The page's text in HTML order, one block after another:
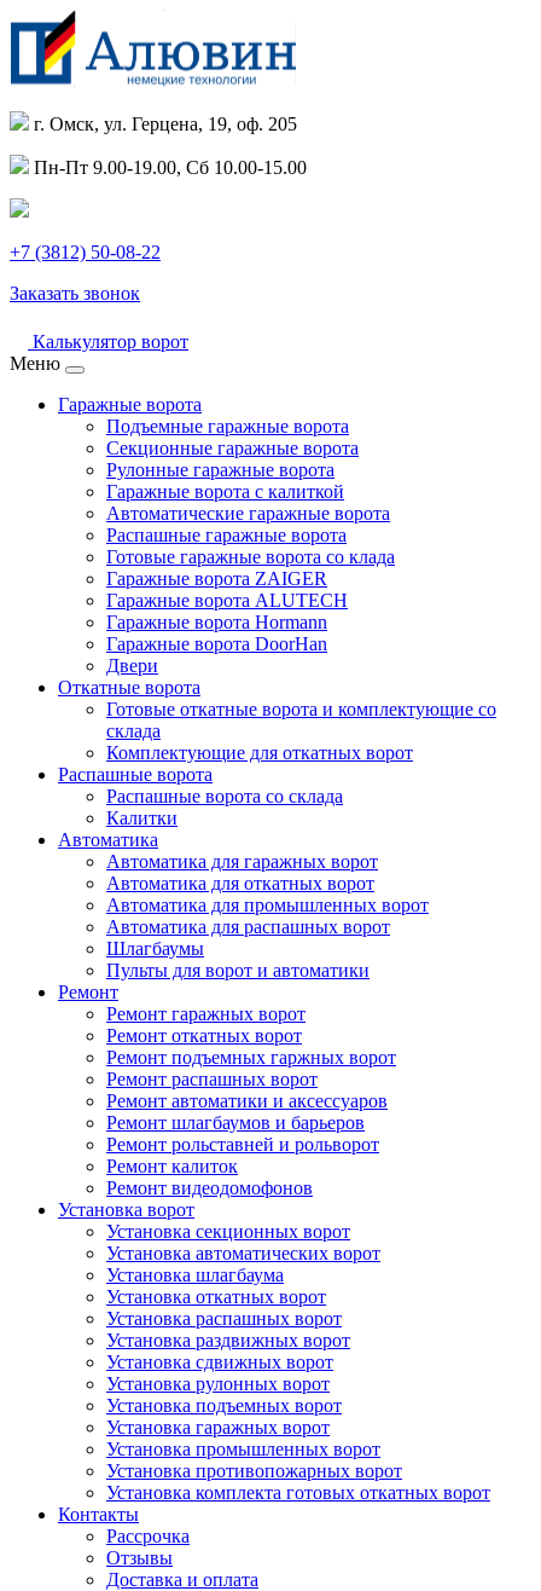
г. Омск, ул. Герцена, 19, оф. 205
Пн-Пт 9.00-19.00, Сб 10.00-15.00
+7 (3812) 50-08-22
Заказать звонок
Калькулятор ворот
Меню
Гаражные ворота
Подъемные гаражные ворота
Секционные гаражные ворота
Рулонные гаражные ворота
Гаражные ворота с калиткой
Автоматические гаражные ворота
Распашные гаражные ворота
Готовые гаражные ворота со клада
Гаражные ворота ZAIGER
Гаражные ворота ALUTECH
Гаражные ворота Hormann
Гаражные ворота DoorHan
Двери
Откатные ворота
Готовые откатные ворота и комплектующие со
склада
Комплектующие для откатных ворот
Распашные ворота
Распашные ворота со склада
Калитки
Автоматика
Автоматика для гаражных ворот
Автоматика для откатных ворот
Автоматика для промышленных ворот
Автоматика для распашных ворот
Шлагбаумы
Пульты для ворот и автоматики
Ремонт
Ремонт гаражных ворот
Ремонт откатных ворот
Ремонт подъемных гаржных ворот
Ремонт распашных ворот
Ремонт автоматики и аксессуаров
Ремонт шлагбаумов и барьеров
Ремонт рольставней и рольворот
Ремонт калиток
Ремонт видеодомофонов
Установка ворот
Установка секционных ворот
Установка автоматических ворот
Установка шлагбаума
Установка откатных ворот
Установка распашных ворот
Установка раздвижных ворот
Установка сдвижных ворот
Установка рулонных ворот
Установка подъемных ворот
Установка гаражных ворот
Установка промышленных ворот
Установка противопожарных ворот
Установка комплекта готовых откатных ворот
Контакты
Рассрочка
Отзывы
Доставка и оплата